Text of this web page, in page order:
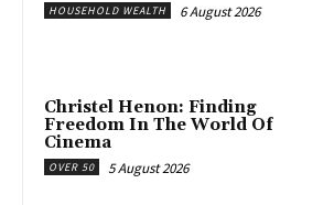
HOUSEHOLD WEALTH 6 August 2026
Christel Henon: Finding
Freedom In The World Of
Cinema
OVER 50 5 August 2026